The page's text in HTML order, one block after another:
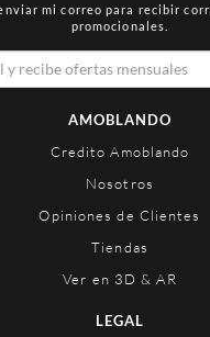
mi correo para recibir
promocionales.
AMOBLANDO
Credito Amoblando
Nosotros
Opiniones de Clientes
Tiendas
Ver en 3D & AR
LEGAL